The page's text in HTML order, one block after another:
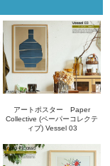
アートポスター Paper
Collective (ペーパーコレクテ
ィブ) Vessel 03